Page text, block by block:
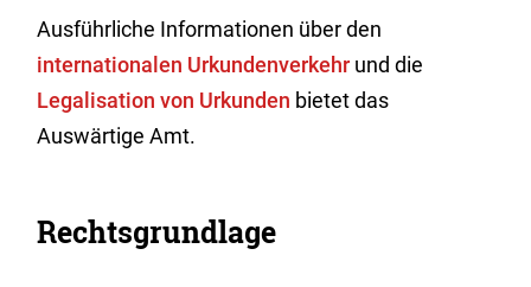
Ausführliche Informationen über den
internationalen Urkundenverkehr und die
Legalisation von Urkunden bietet das
Auswärtige Amt.
Rechtsgrundlage